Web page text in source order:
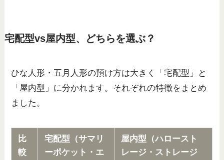
宅配型vs屋内型、どちらを選ぶ？
ひな人形・五月人形の預け方は大きく「宅配型」と
「屋内型」に分かれます。それぞれの特徴をまとめ
ました。
比
較
宅配型（サマリ
ーポケット・エ
屋内型（ハロースト
レージ・ストレージ